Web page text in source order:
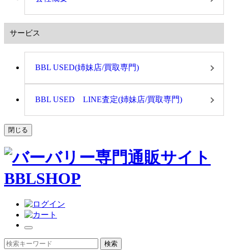
サービス
BBL USED(姉妹店/買取専門)
BBL USED LINE査定(姉妹店/買取専門)
閉じる